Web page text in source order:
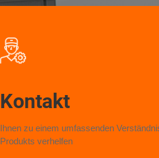
Kontakt
Ihnen zu einem umfassenden
Produkts verhelfen